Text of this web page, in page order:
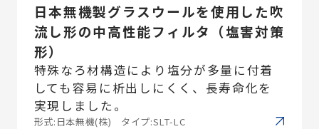
日本無機製グラスウールを使用した吹
流し形の中高性能フィルタ（塩害対策
形）
特殊なろ材構造により塩分が多量に付着
しても容易に析出しにくく、長寿命化を
実現しました。
形式:日本無機(株) タイプ:SLT-LC